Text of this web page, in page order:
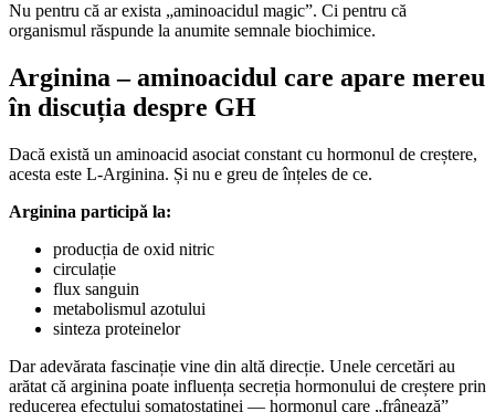
Nu pentru că ar exista „aminoacidul magic”. Ci pentru că
organismul răspunde la anumite semnale biochimice.
Arginina – aminoacidul care apare mereu
în discuția despre GH
Dacă există un aminoacid asociat constant cu hormonul de creștere,
acesta este L-Arginina. Și nu e greu de înțeles de ce.
Arginina participă la:
producția de oxid nitric
circulație
flux sanguin
metabolismul azotului
sinteza proteinelor
Dar adevărata fascinație vine din altă direcție. Unele cercetări au
arătat că arginina poate influența secreția hormonului de creștere prin
reducerea efectului somatostatinei — hormonul care „frânează”